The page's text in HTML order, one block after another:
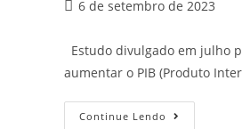
6 de setembro de 2023
Estudo divulgado em julho
aumentar o PIB (Produto
Continue Lendo